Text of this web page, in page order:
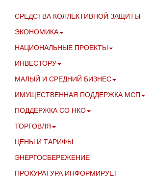
СРЕДСТВА КОЛЛЕКТИВНОЙ ЗАЩИТЫ
ЭКОНОМИКА
НАЦИОНАЛЬНЫЕ ПРОЕКТЫ
ИНВЕСТОРУ
МАЛЫЙ И СРЕДНИЙ БИЗНЕС
ИМУЩЕСТВЕННАЯ ПОДДЕРЖКА МСП
ПОДДЕРЖКА СО НКО
ТОРГОВЛЯ
ЦЕНЫ И ТАРИФЫ
ЭНЕРГОСБЕРЕЖЕНИЕ
ПРОКУРАТУРА ИНФОРМИРУЕТ